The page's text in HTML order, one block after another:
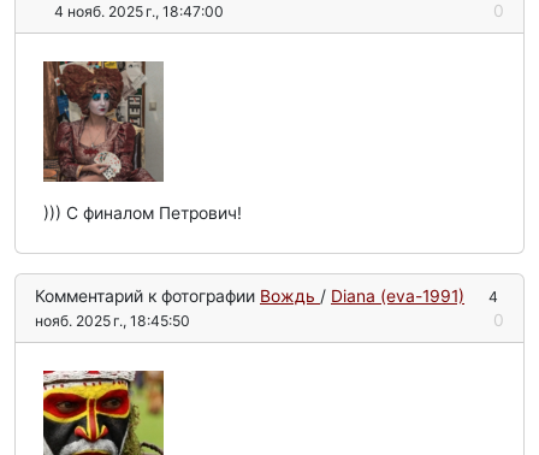
4 нояб. 2025 г., 18:47:00 0
))) С финалом Петрович!
Комментарий к фотографии Вождь / Diana (eva-1991)
4
нояб. 2025 г., 18:45:50
0